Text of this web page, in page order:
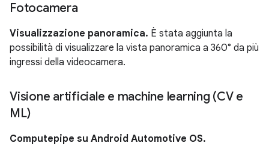
Fotocamera
Visualizzazione panoramica. È stata aggiunta la
possibilità di visualizzare la vista panoramica a 360° da più
ingressi della videocamera.
Visione artificiale e machine learning (CV e
ML)
Computepipe su Android Automotive OS.